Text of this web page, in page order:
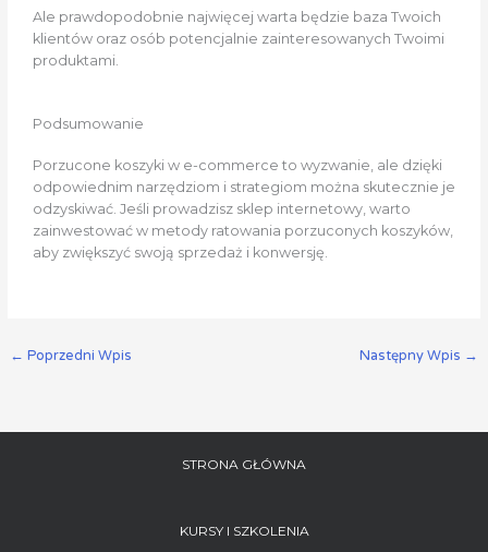
Ale prawdopodobnie najwięcej warta będzie baza Twoich
klientów oraz osób potencjalnie zainteresowanych Twoimi
produktami.
Podsumowanie
Porzucone koszyki w e-commerce to wyzwanie, ale dzięki
odpowiednim narzędziom i strategiom można skutecznie je
odzyskiwać. Jeśli prowadzisz sklep internetowy, warto
zainwestować w metody ratowania porzuconych koszyków,
aby zwiększyć swoją sprzedaż i konwersję.
← Poprzedni Wpis Następny Wpis →
STRONA GŁÓWNA
KURSY I SZKOLENIA